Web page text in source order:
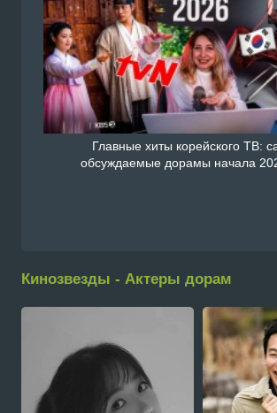
Главные хиты корейского ТВ:
обсуждаемые дорамы начала
Кинозвезды - Актеры дорам